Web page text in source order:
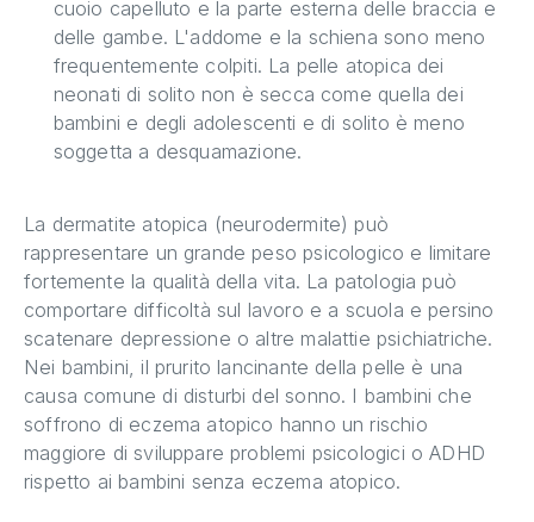
cuoio capelluto e la parte esterna delle braccia e
delle gambe. L'addome e la schiena sono meno
frequentemente colpiti. La pelle atopica dei
neonati di solito non è secca come quella dei
bambini e degli adolescenti e di solito è meno
soggetta a desquamazione.
La dermatite atopica (neurodermite) può
rappresentare un grande peso psicologico e limitare
fortemente la qualità della vita. La patologia può
comportare difficoltà sul lavoro e a scuola e persino
scatenare depressione o altre malattie psichiatriche.
Nei bambini, il prurito lancinante della pelle è una
causa comune di disturbi del sonno. I bambini che
soffrono di eczema atopico hanno un rischio
maggiore di sviluppare problemi psicologici o ADHD
rispetto ai bambini senza eczema atopico.